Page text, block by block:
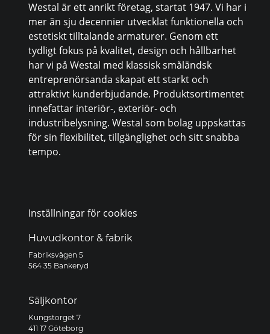
Westal är ett anrikt företag, startat 1947. Vi har i
mer än sju decennier utvecklat funktionella och
estetiskt tilltalande armaturer. Genom ett
tydligt fokus på kvalitet, design och hållbarhet
har vi på Westal med klassisk småländsk
entreprenörsanda skapat ett starkt och
attraktivt kunderbjudande. Produktsortimentet
innefattar interiör-, exteriör- och
industribelysning. Westal som bolag uppskattas
för sin flexibilitet, tillgänglighet och sitt snabba
tempo.
Inställningar för cookies
Huvudkontor & fabrik
Fabriksvägen 5
564 35 Bankeryd
Säljkontor
Kungstorget 7
411 17 Göteborg